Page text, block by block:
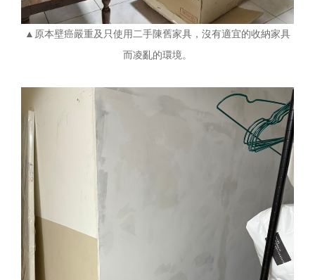
▲原本壁癌嚴重及只使用二手陳舊家具，沒有適宜的收納家具
而凌亂的環境。